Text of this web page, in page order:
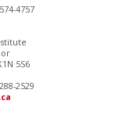
4757
5S6
2529